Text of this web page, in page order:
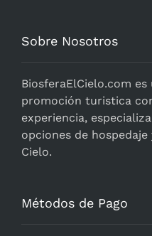
Sobre Nosotros
BiosferaElCielo.com es
promoción turistica
experiencia,
opciones de
Cielo.
Métodos de Pago